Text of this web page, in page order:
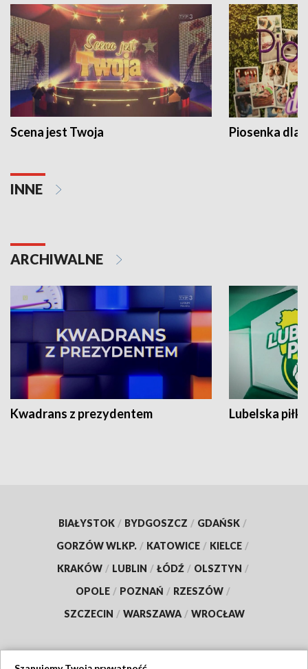
Scena jest Twoja Piosenka dla
INNE
ARCHIWALNE
Kwadrans z prezydentem Lubelska piłka
BIAŁYSTOK / BYDGOSZCZ / GDAŃSK /
GORZÓW WLKP. / KATOWICE / KIELCE /
KRAKÓW / LUBLIN / ŁÓDŹ / OLSZTYN /
OPOLE / POZNAŃ / RZESZÓW /
SZCZECIN / WARSZAWA / WROCŁAW